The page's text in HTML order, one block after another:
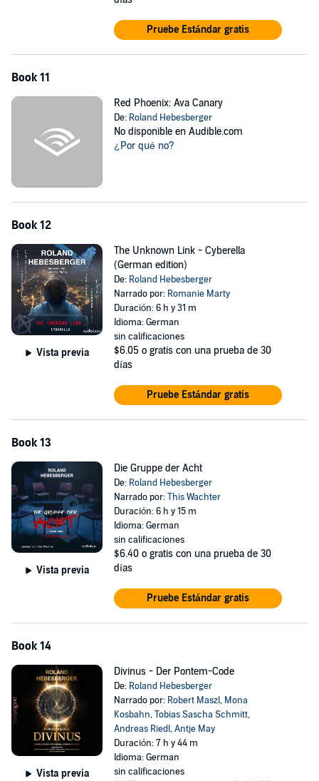
Pruebe Estándar gratis
Book 11
Red Phoenix: Ava Canary
De: Roland Hebesberger
No disponible en Audible.com
¿Por qué no?
Book 12
Vista previa
The Unknown Link - Cyberella
(German edition)
De: Roland Hebesberger
Narrado por: Romanie Marty
Duración: 6 h y 31 m
Idioma: German
sin calificaciones
$6.05 o gratis con una prueba de 30
días
Pruebe Estándar gratis
Book 13
Vista previa
Die Gruppe der Acht
De: Roland Hebesberger
Narrado por:This Wachter
Duración: 6 h y 15 m
Idioma: German
sin calificaciones
$6.40 o gratis con una prueba de 30
días
Pruebe Estándar gratis
Book 14
Vista previa
Divinus - Der Pontem-Code
De: Roland Hebesberger
Narrado por: Robert Maszl, Mona
Kosbahn,Tobias Sascha Schmitt,
Andreas Riedl,Antje May
Duración: 7 h y 44 m
Idioma: German
sin calificaciones